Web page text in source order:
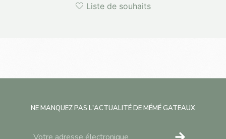
Liste de souhaits
NE MANQUEZ PAS L'ACTUALITÉ DE MÉMÉ GATEAUX